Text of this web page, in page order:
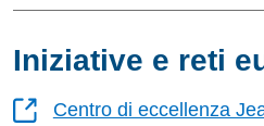
Iniziative e reti
Centro di eccellenza